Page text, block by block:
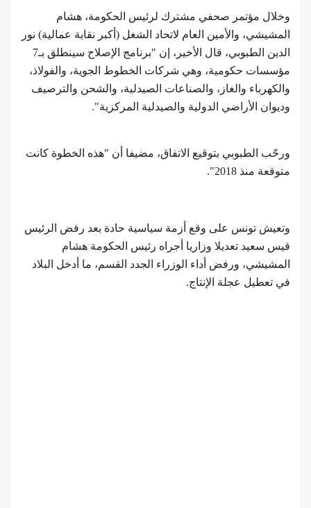
وخلال مؤتمر صحفي مشترك لرئيس الحكومة، هشام
المشيشي، والأمين العام لاتحاد الشغل (أكبر نقابة عمالية) نور
الدين الطبوبي، قال الأخير، إن "برنامج الإصلاح سينطلق بـ7
مؤسسات حكومية، وهي شركات الخطوط الجوية، والفولاذ،
والكهرباء والغاز، والصناعات الصيدلية، والشحن والترصيف
وديوان الأراضي الدولية والصيدلية المركزية".
ورحّب الطبوبي بتوقيع الاتفاق، مضيفا أن "هذه الخطوة كانت
متوقعة منذ 2018".
وتعيش تونس على وقع أزمة سياسية حادة بعد رفض الرئيس
قيس سعيد تعديلا وزاريا أجراه رئيس الحكومة هشام
المشيشي، ورفض أداء الوزراء الجدد القسم، ما أدخل البلاد
في تعطيل عجلة الإنتاج.